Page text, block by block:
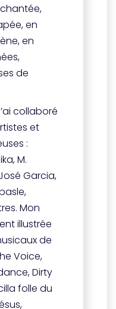
chantée,
en
en
de
collaboré
et
:
M.
Garcia,
Mon
illustrée
de
Voice,
Dirty
folle du